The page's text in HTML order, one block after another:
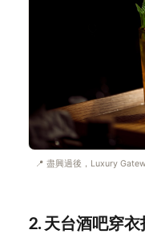
📍 盡興過後，Luxury
2. 天台酒吧穿